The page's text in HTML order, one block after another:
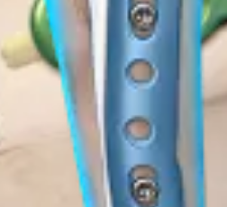
de 2,0 mm/2,4 mm/2,7